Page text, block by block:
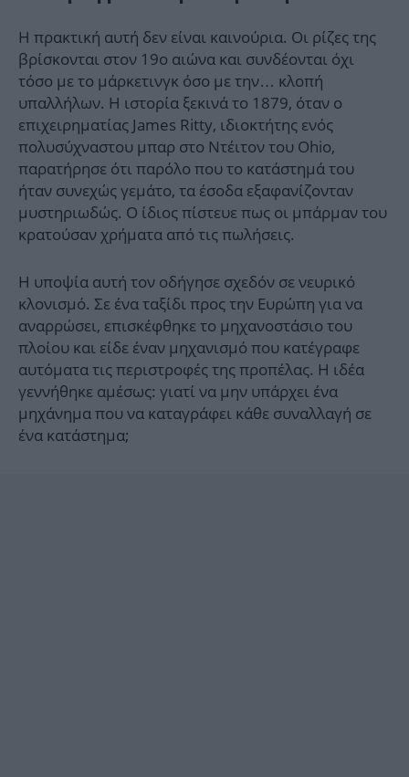
Η πρακτική αυτή δεν είναι καινούρια. Οι ρίζες της
βρίσκονται στον 19ο αιώνα και συνδέονται όχι
τόσο με το μάρκετινγκ όσο με την… κλοπή
υπαλλήλων. Η ιστορία ξεκινά το 1879, όταν ο
επιχειρηματίας James Ritty, ιδιοκτήτης ενός
πολυσύχναστου μπαρ στο Ντέιτον του Ohio,
παρατήρησε ότι παρόλο που το κατάστημά του
ήταν συνεχώς γεμάτο, τα έσοδα εξαφανίζονταν
μυστηριωδώς. Ο ίδιος πίστευε πως οι μπάρμαν του
κρατούσαν χρήματα από τις πωλήσεις.
Η υποψία αυτή τον οδήγησε σχεδόν σε νευρικό
κλονισμό. Σε ένα ταξίδι προς την Ευρώπη για να
αναρρώσει, επισκέφθηκε το μηχανοστάσιο του
πλοίου και είδε έναν μηχανισμό που κατέγραφε
αυτόματα τις περιστροφές της προπέλας. Η ιδέα
γεννήθηκε αμέσως: γιατί να μην υπάρχει ένα
μηχάνημα που να καταγράφει κάθε συναλλαγή σε
ένα κατάστημα;